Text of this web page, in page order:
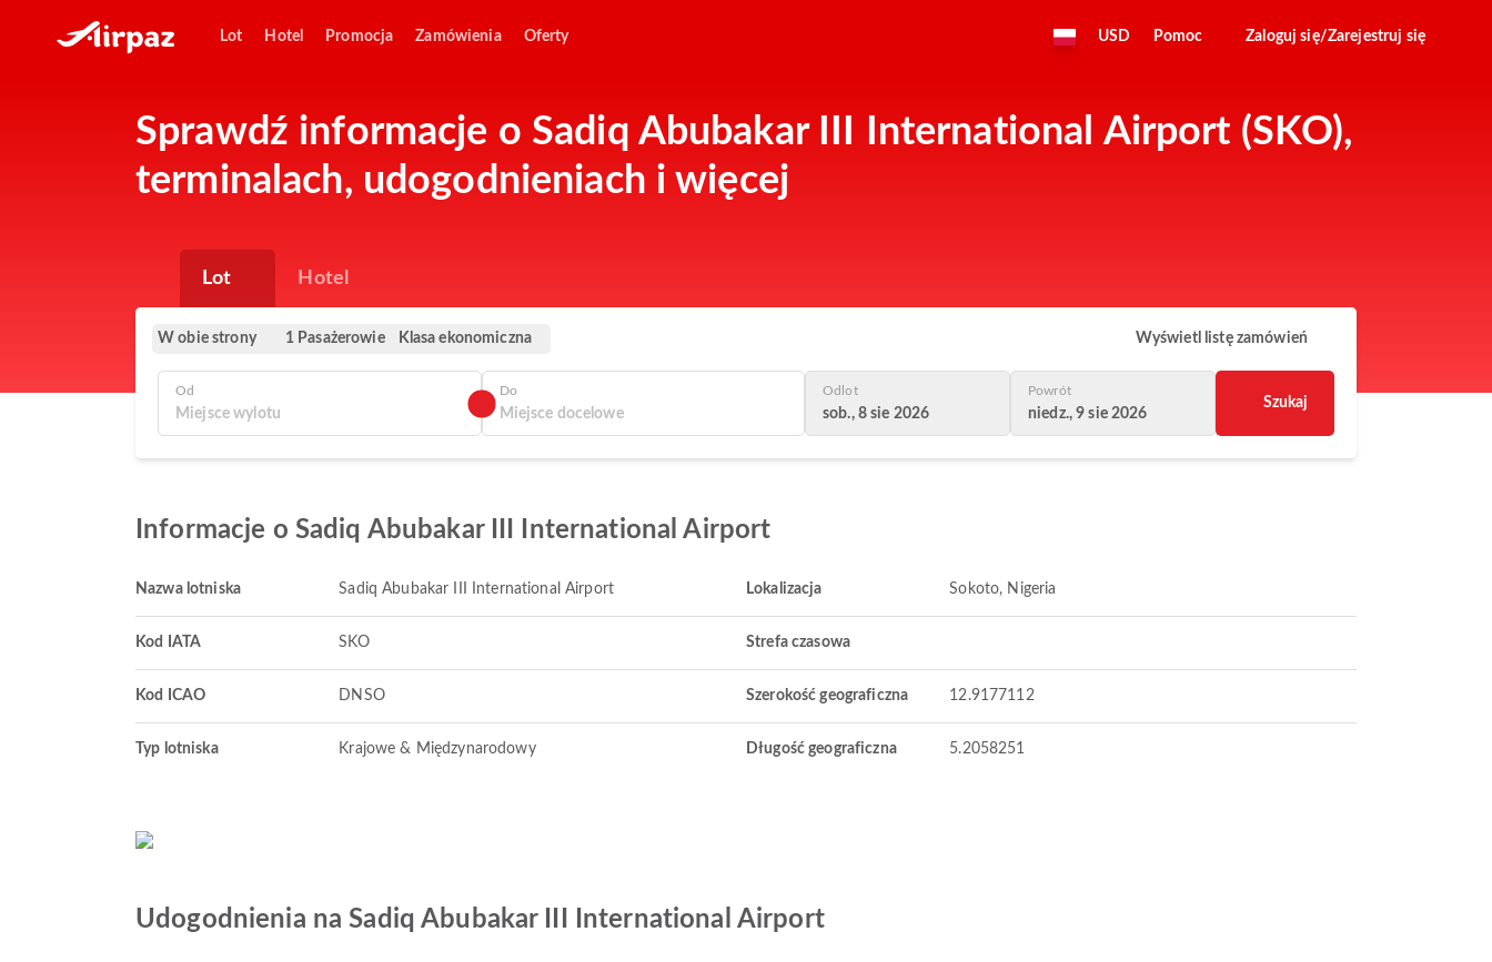
Lot Hotel Promocja Zamówienia Oferty USD Pomoc Zaloguj się/Zarejestruj się
Sprawdź informacje o Sadiq Abubakar III International Airport (SKO),
terminalach, udogodnieniach i więcej
Lot Hotel
W obie strony 1 Pasażerowie Klasa ekonomiczna Wyświetl listę zamówień
Od Do Odlot
sob., 8 sie 2026
Powrót
niedz., 9 sie 2026
Szukaj
Informacje o Sadiq Abubakar III International Airport
Nazwa lotniska Sadiq Abubakar III International Airport
Kod IATA SKO
Kod ICAO DNSO
Typ lotniska Krajowe & Międzynarodowy
Lokalizacja Sokoto, Nigeria
Strefa czasowa
Szerokość geograficzna 12.9177112
Długość geograficzna 5.2058251
Udogodnienia na Sadiq Abubakar III International Airport